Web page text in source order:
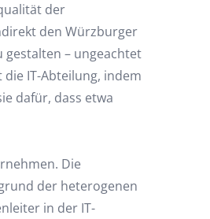
der
den Würzburger
gestalten – ungeachtet
IT-Abteilung, indem
dafür, dass etwa
Die
der heterogenen
in der IT-